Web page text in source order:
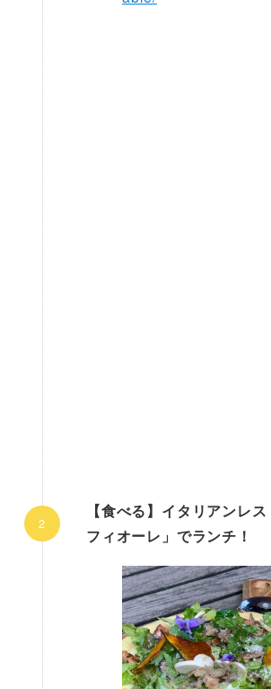
【食べる】イタリアンレ
フィオーレ」でランチ！